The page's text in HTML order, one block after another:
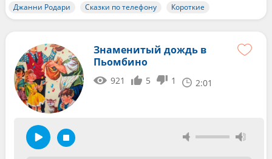
Джанни Родари Сказки по телефону Короткие
Знаменитый дождь в
Пьомбино
921 5 1 2:01